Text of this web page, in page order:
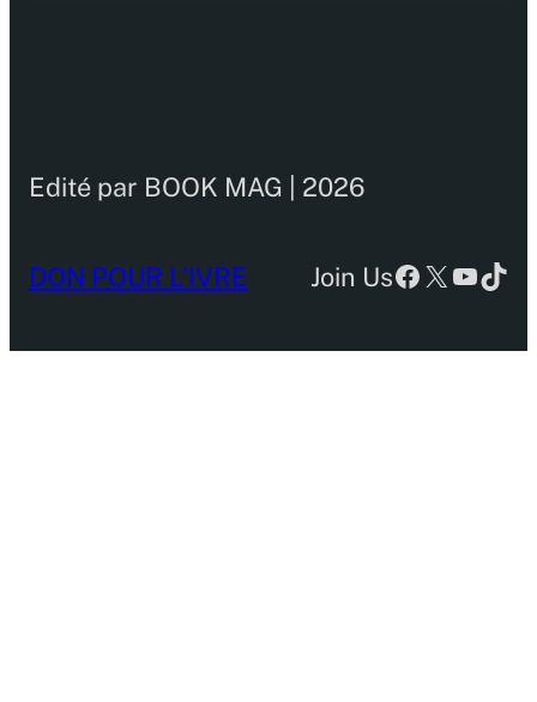
Edité par BOOK MAG | 2026
DON POUR L’IVRE Join UsFacebook
X